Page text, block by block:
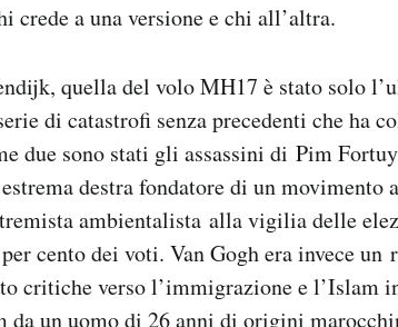
crede a una versione e chi all’altra.
quella del volo MH17 è stato solo
di catastrofi senza precedenti che ha
due sono stati gli assassini di Pim
destra fondatore di un movimento
ambientalista alla vigilia delle
cento dei voti. Van Gogh era invece
critiche verso l’immigrazione e l’Islam
da un uomo di 26 anni di origini